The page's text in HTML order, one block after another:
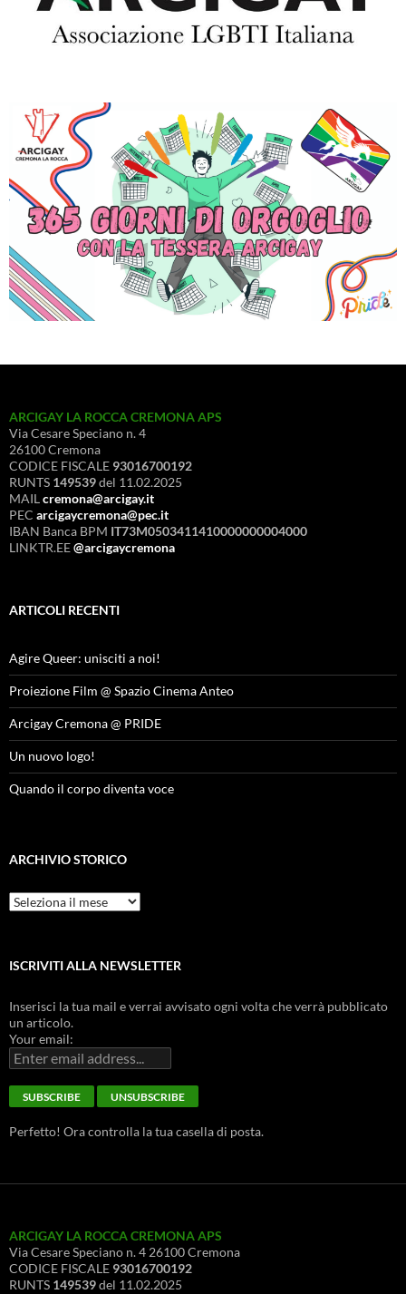
ARCIGAY LA ROCCA CREMONA APS
Via Cesare Speciano n. 4
26100 Cremona
CODICE FISCALE 93016700192
RUNTS 149539del 11.02.2025
MAIL cremona@arcigay.it
PEC arcigaycremona@pec.it
IBAN Banca BPM IT73M0503411410000000004000
LINKTR.EE@arcigaycremona
ARTICOLI RECENTI
Agire Queer: unisciti a noi!
Proiezione Film @ Spazio Cinema Anteo
Arcigay Cremona @ PRIDE
Un nuovo logo!
Quando il corpo diventa voce
ARCHIVIO STORICO
Archivio
Storico
ISCRIVITI ALLA NEWSLETTER
Inserisci la tua mail e verrai avvisato ogni volta che verrà pubblicato
un articolo.
Your email:
Perfetto! Ora controlla la tua casella di posta.
ARCIGAY LA ROCCA CREMONA APS
Via Cesare Speciano n. 4 26100 Cremona
CODICE FISCALE 93016700192
RUNTS 149539del 11.02.2025